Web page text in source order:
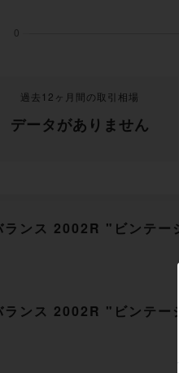
過去12ヶ月間の取引相場
データがありません
ランス 2002R "ビンテー
ランス 2002R "ビンテー